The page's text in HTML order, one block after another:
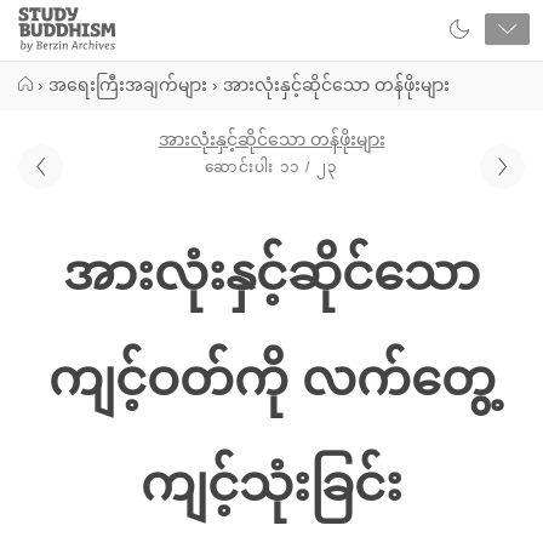
Close
Study
Buddhism
› အရေးကြီးအချက်များ › အားလုံးနှင့်ဆိုင်သော တန်ဖိုးများ
အားလုံးနှင့်ဆိုင်သော တန်ဖိုးများ
ဆောင်းပါး ၁၁ / ၂၃
အားလုံးနှင့်ဆိုင်သော
ကျင့်ဝတ်ကို လက်တွေ့
ကျင့်သုံးခြင်း